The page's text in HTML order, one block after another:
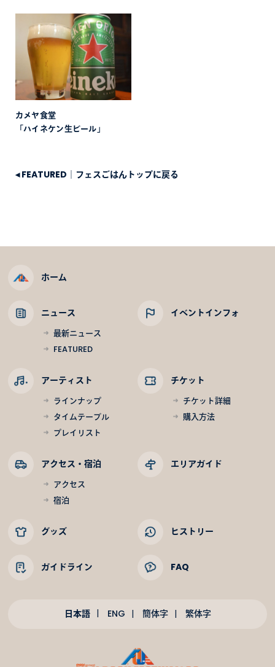
カメヤ食堂
「ハイネケン生ビール」
◂FEATURED｜フェスごはんトップに戻る
ホーム
ニュース
最新ニュース
FEATURED
イベントインフォ
アーティスト
ラインナップ
タイムテーブル
プレイリスト
チケット
チケット詳細
購入方法
アクセス・宿泊
アクセス
宿泊
エリアガイド
グッズ ヒストリー
ガイドライン FAQ
日本語 ENG 簡体字 繁体字